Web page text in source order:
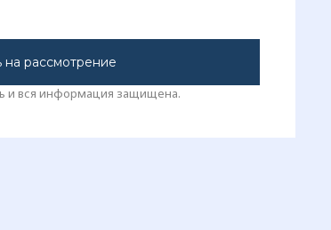
на рассмотрение
и вся информация защищена.